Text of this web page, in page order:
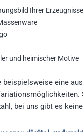
Ihrer Erzeugnisse
und heimischer Motive
beispielsweise eine
bei uns gibt es